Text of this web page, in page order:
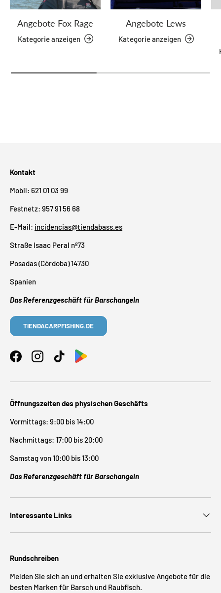
Angebote Fox Rage
Kategorie anzeigen
Angebote Lews
Kategorie anzeigen
Kontakt
Mobil: 621 01 03 99
Festnetz: 957 91 56 68
E-Mail: incidencias@tiendabass.es
Straße Isaac Peral nº73
Posadas (Córdoba) 14730
Spanien
Das Referenzgeschäft für Barschangeln
TIENDACARPFISHING.DE
FacebookInstagramTikTok
Öffnungszeiten des physischen Geschäfts
Vormittags: 9:00 bis 14:00
Nachmittags: 17:00 bis 20:00
Samstag von 10:00 bis 13:00
Das Referenzgeschäft für Barschangeln
Interessante Links
Rundschreiben
Melden Sie sich an und erhalten Sie exklusive Angebote für die
besten Marken für Barsch und Raubfisch.